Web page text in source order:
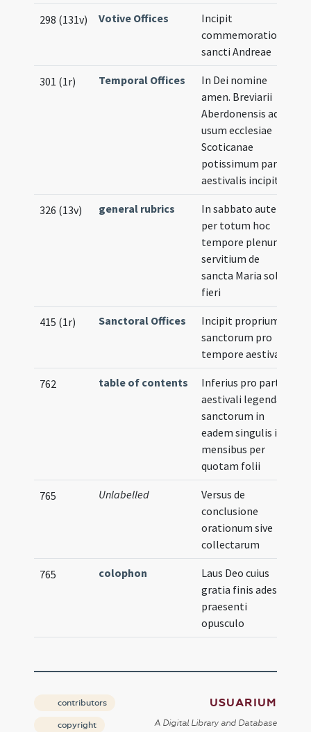
298 (131v) Votive Offices
Incipit
commemoratio
sancti Andreae
301 (1r) Temporal Offices
In Dei nomine
amen. Breviarii
Aberdonensis ad
usum ecclesiae
Scoticanae
potissimum pars
aestivalis incipit
326 (13v) general rubrics
In sabbato autem
per totum hoc
tempore plenum
servitium de
sancta Maria solet
fieri
415 (1r) Sanctoral Offices
Incipit proprium
sanctorum pro
tempore aestivali
762 table of contents
Inferius pro parte
aestivali legendae
sanctorum in
eadem singulis in
mensibus per
quotam folii
765 Unlabelled
Versus de
conclusione
orationum sive
collectarum
765 colophon
Laus Deo cuius
gratia finis adest
praesenti
opusculo
contributors
copyright
USUARIUM
A Digital Library and Database